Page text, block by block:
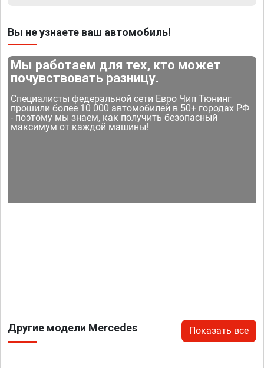
Вы не узнаете ваш автомобиль!
Мы работаем для тех, кто может
почувствовать разницу.
Специалисты федеральной сети Евро Чип Тюнинг
прошили более 10 000 автомобилей в 50+ городах РФ
- поэтому мы знаем, как получить безопасный
максимум от каждой машины!
Другие модели Mercedes Показать все